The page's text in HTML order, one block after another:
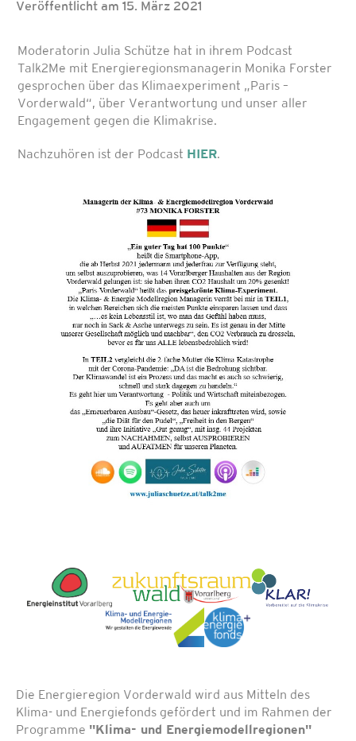
Veröffentlicht am 15. März 2021
Moderatorin Julia Schütze hat in ihrem Podcast
Talk2Me mit Energieregionsmanagerin Monika Forster
gesprochen über das Klimaexperiment „Paris –
Vorderwald“, über Verantwortung und unser aller
Engagement gegen die Klimakrise.
Nachzuhören ist der Podcast HIER.
Die Energieregion Vorderwald wird aus Mitteln des
Klima- und Energiefonds gefördert und im Rahmen der
Programme "Klima- und Energiemodellregionen"